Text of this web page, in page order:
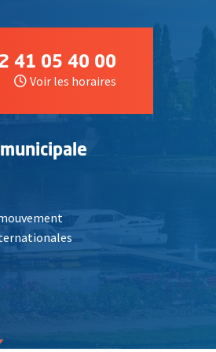
41 05 40 00
Voir les horaires